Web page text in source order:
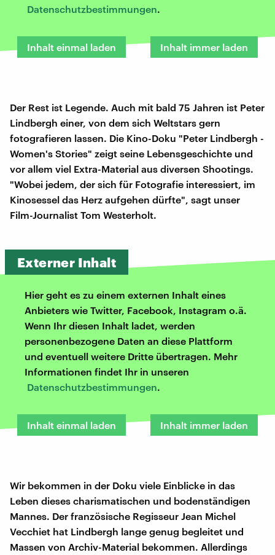
Datenschutzbestimmungen.
Inhalt einmal laden Inhalt immer laden
Der Rest ist Legende. Auch mit bald 75 Jahren ist Peter
Lindbergh einer, von dem sich Weltstars gern
fotografieren lassen. Die Kino-Doku "Peter Lindbergh -
Women's Stories" zeigt seine Lebensgeschichte und
vor allem viel Extra-Material aus diversen Shootings.
"Wobei jedem, der sich für Fotografie interessiert, im
Kinosessel das Herz aufgehen dürfte", sagt unser
Film-Journalist Tom Westerholt.
Externer Inhalt
Hier geht es zu einem externen Inhalt eines
Anbieters wie Twitter, Facebook, Instagram o.ä.
Wenn Ihr diesen Inhalt ladet, werden
personenbezogene Daten an diese Plattform
und eventuell weitere Dritte übertragen. Mehr
Informationen findet Ihr in unseren
Datenschutzbestimmungen.
Inhalt einmal laden Inhalt immer laden
Wir bekommen in der Doku viele Einblicke in das
Leben dieses charismatischen und bodenständigen
Mannes. Der französische Regisseur Jean Michel
Vecchiet hat Lindbergh lange genug begleitet und
Massen von Archiv-Material bekommen. Allerdings